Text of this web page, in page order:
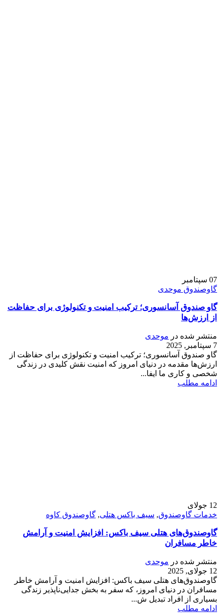
07 سپتامبر
گاوصندوق موحدی
گاو صندوق آسانسوری؛ ترکیب امنیت و تکنولوژی برای حفاظت
از ارزش‌ها
منتشر شده در موحدی
7 سپتامبر, 2025
گاو صندوق آسانسوری؛ ترکیب امنیت و تکنولوژی برای حفاظت از
ارزش‌ها مقدمه در دنیای امروز که امنیت نقش کلیدی در زندگی
شخصی و کاری ما ایفا...
ادامه مطلب
12 جولای
خدمات گاوصندوق, سیف باکس هتلی, گاوصندوق کاوه
گاوصندوق‌های هتلی سیف باکس: افزایش امنیت و آرامش
خاطر مسافران
منتشر شده در موحدی
12 جولای, 2025
گاوصندوق‌های هتلی سیف باکس: افزایش امنیت و آرامش خاطر
مسافران در دنیای امروز، که سفر به بخش جدایی‌ناپذیر زندگی
بسیاری از افراد تبدیل ش...
ادامه مطلب